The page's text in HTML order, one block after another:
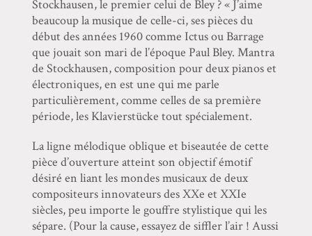
Stockhausen, le premier celui de Bley ? « J’aime
beaucoup la musique de celle-ci, ses pièces du
début des années 1960 comme Ictus ou Barrage
que jouait son mari de l’époque Paul Bley. Mantra
de Stockhausen, composition pour deux pianos et
électroniques, en est une qui me parle
particulièrement, comme celles de sa première
période, les Klavierstücke tout spécialement.
La ligne mélodique oblique et biseautée de cette
pièce d’ouverture atteint son objectif émotif
désiré en liant les mondes musicaux de deux
compositeurs innovateurs des XXe et XXIe
siècles, peu importe le gouffre stylistique qui les
sépare. (Pour la cause, essayez de siffler l’air ! Aussi